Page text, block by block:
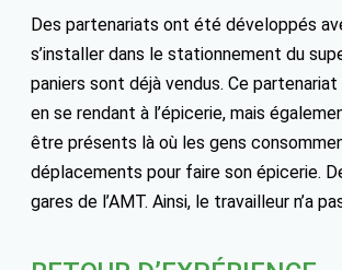
Des partenariats ont été développés
s’installer dans le stationnement du
paniers sont déjà vendus. Ce
en se rendant à l’épicerie, mais
être présents là où les gens
déplacements pour faire son épicerie.
gares de l’AMT. Ainsi, le travailleur n’a